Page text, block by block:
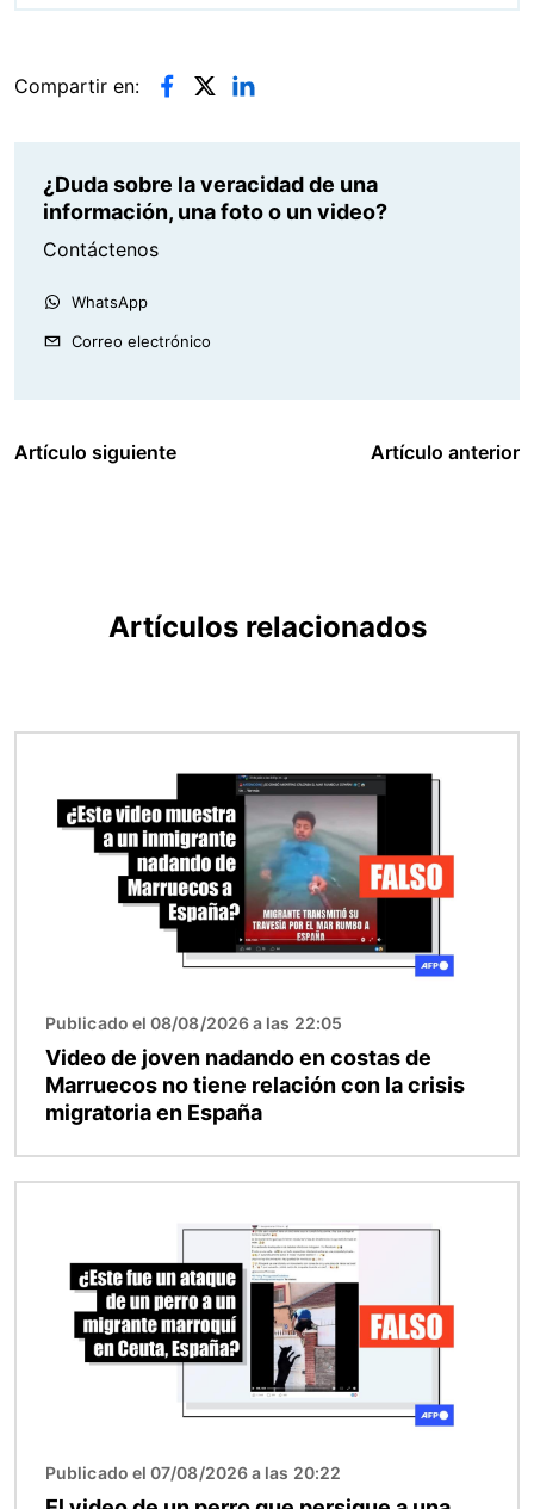
Compartir en:
¿Duda sobre la veracidad de una
información, una foto o un video?
Contáctenos
WhatsApp
Correo electrónico
Artículo siguiente Artículo anterior
Artículos relacionados
Publicado el 08/08/2026 a las 22:05
Video de joven nadando en costas de
Marruecos no tiene relación con la crisis
migratoria en España
Publicado el 07/08/2026 a las 20:22